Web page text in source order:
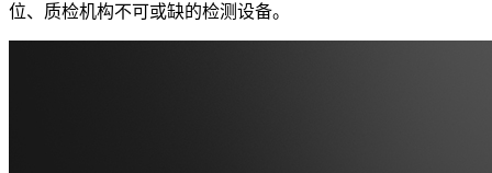
位、质检机构不可或缺的检测设备。